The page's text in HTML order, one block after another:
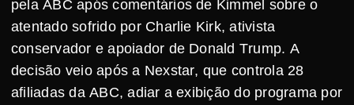
pela ABC após comentários de Kimmel sobre o
atentado sofrido por Charlie Kirk, ativista
conservador e apoiador de Donald Trump. A
decisão veio após a Nexstar, que controla 28
afiliadas da ABC, adiar a exibição do programa por